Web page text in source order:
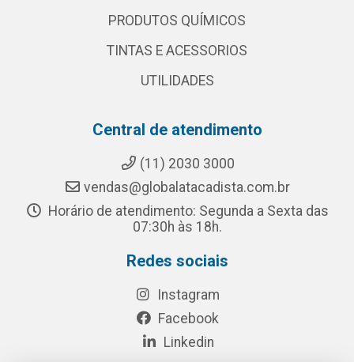
PRODUTOS QUÍMICOS
TINTAS E ACESSORIOS
UTILIDADES
Central de atendimento
(11) 2030 3000
vendas@globalatacadista.com.br
Horário de atendimento: Segunda a Sexta das
07:30h às 18h.
Redes sociais
Instagram
Facebook
Linkedin